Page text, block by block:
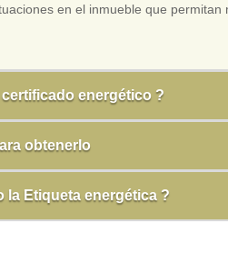
en el inmueble que permitan
energético ?
obtenerlo
la Etiqueta energética ?